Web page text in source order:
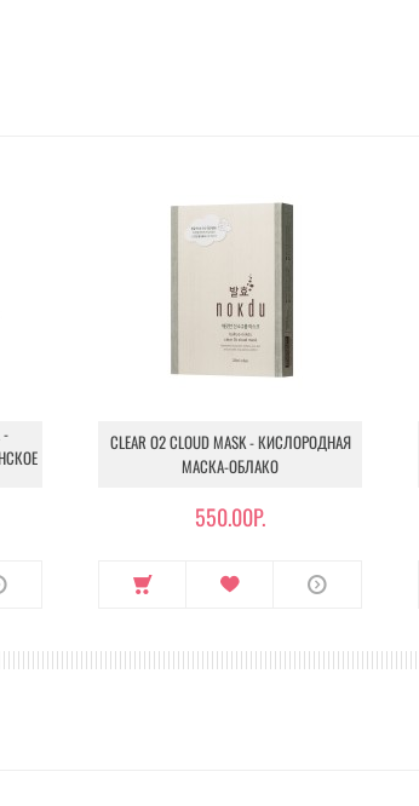
-
CLEAR O2 CLOUD MASK - КИСЛОРОДНАЯ
МАСКА-ОБЛАКО
550.00Р.